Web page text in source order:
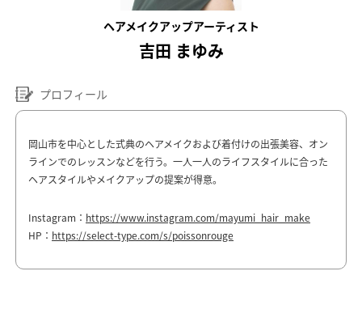
ヘアメイクアップアーティスト
吉田 まゆみ
プロフィール
岡山市を中心とした式典のヘアメイクおよび着付けの出張美容、オン
ラインでのレッスンなどを行う。一人一人のライフスタイルに合った
ヘアスタイルやメイクアップの提案が得意。
Instagram： https://www.instagram.com/mayumi_hair_make
HP： https://select-type.com/s/poissonrouge